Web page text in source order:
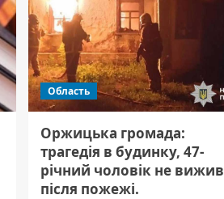
Область
Оржицька громада:
трагедія в будинку, 47-
річний чоловік не вижив
після пожежі.